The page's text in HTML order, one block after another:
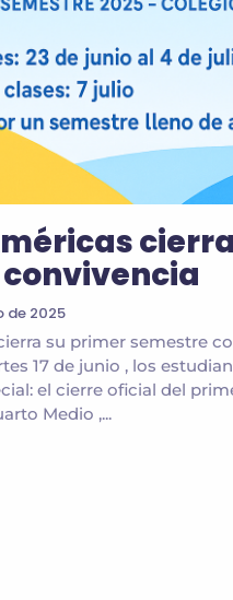
de 2025
su primer semestre
17 de junio , los
el cierre oficial del
Medio ,...